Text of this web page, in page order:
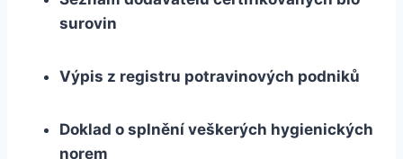
surovin
Výpis z registru potravinových⁤ podniků
Doklad o splnění⁣ veškerých‌ hygienických
norem